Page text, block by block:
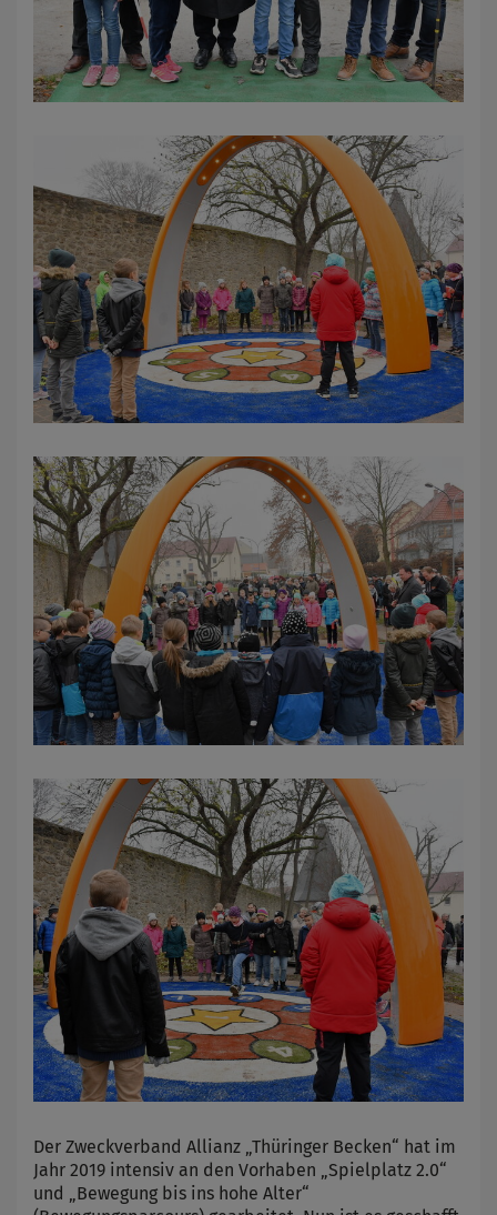
Der Zweckverband Allianz „Thüringer Becken“ hat im
Jahr 2019 intensiv an den Vorhaben „Spielplatz 2.0“
und „Bewegung bis ins hohe Alter“